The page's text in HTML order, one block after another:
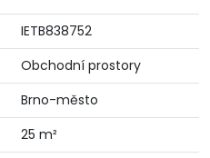
IETB838752
Obchodní prostory
Brno-město
25 m²